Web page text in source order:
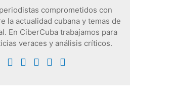
comprometidos con
la actualidad cubana y temas de
En CiberCuba trabajamos para
veraces y análisis críticos.